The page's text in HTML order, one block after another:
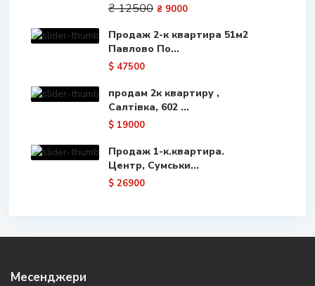
₴ 12500 ₴ 9000
Продаж 2-к квартира 51м2
Павлово По...
$ 47500
продам 2к квартиру ,
Салтівка, 602 ...
$ 19000
Продаж 1-к.квартира.
Центр, Сумськи...
$ 26900
Месенджери